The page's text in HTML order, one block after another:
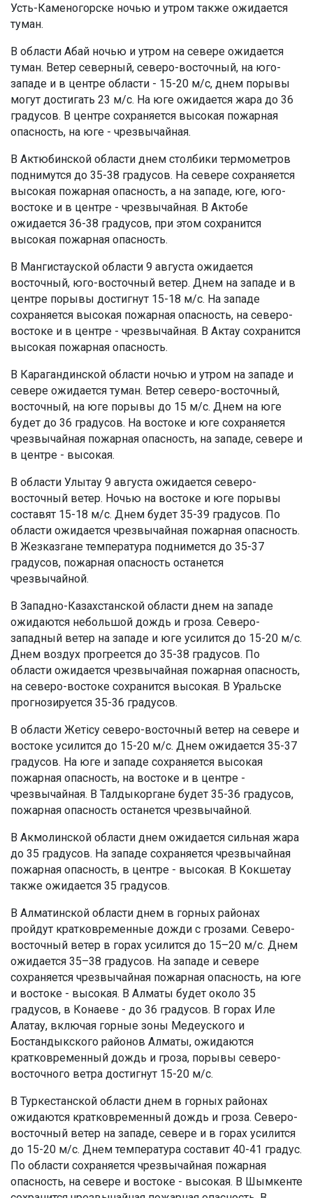
Усть-Каменогорске ночью и утром также ожидается
туман.
В области Абай ночью и утром на севере ожидается
туман. Ветер северный, северо-восточный, на юго-
западе и в центре области - 15-20 м/с, днем порывы
могут достигать 23 м/с. На юге ожидается жара до 36
градусов. В центре сохраняется высокая пожарная
опасность, на юге - чрезвычайная.
В Актюбинской области днем столбики термометров
поднимутся до 35-38 градусов. На севере сохраняется
высокая пожарная опасность, а на западе, юге, юго-
востоке и в центре - чрезвычайная. В Актобе
ожидается 36-38 градусов, при этом сохранится
высокая пожарная опасность.
В Мангистауской области 9 августа ожидается
восточный, юго-восточный ветер. Днем на западе и в
центре порывы достигнут 15-18 м/с. На западе
сохраняется высокая пожарная опасность, на северо-
востоке и в центре - чрезвычайная. В Актау сохранится
высокая пожарная опасность.
В Карагандинской области ночью и утром на западе и
севере ожидается туман. Ветер северо-восточный,
восточный, на юге порывы до 15 м/с. Днем на юге
будет до 36 градусов. На востоке и юге сохраняется
чрезвычайная пожарная опасность, на западе, севере и
в центре - высокая.
В области Улытау 9 августа ожидается северо-
восточный ветер. Ночью на востоке и юге порывы
составят 15-18 м/с. Днем будет 35-39 градусов. По
области ожидается чрезвычайная пожарная опасность.
В Жезказгане температура поднимется до 35-37
градусов, пожарная опасность останется
чрезвычайной.
В Западно-Казахстанской области днем на западе
ожидаются небольшой дождь и гроза. Северо-
западный ветер на западе и юге усилится до 15-20 м/с.
Днем воздух прогреется до 35-38 градусов. По
области ожидается чрезвычайная пожарная опасность,
на северо-востоке сохранится высокая. В Уральске
прогнозируется 35-36 градусов.
В области Жетісу северо-восточный ветер на севере и
востоке усилится до 15-20 м/с. Днем ожидается 35-37
градусов. На юге и западе сохраняется высокая
пожарная опасность, на востоке и в центре -
чрезвычайная. В Талдыкоргане будет 35-36 градусов,
пожарная опасность останется чрезвычайной.
В Акмолинской области днем ожидается сильная жара
до 35 градусов. На западе сохраняется чрезвычайная
пожарная опасность, в центре - высокая. В Кокшетау
также ожидается 35 градусов.
В Алматинской области днем в горных районах
пройдут кратковременные дожди с грозами. Северо-
восточный ветер в горах усилится до 15–20 м/с. Днем
ожидается 35–38 градусов. На западе и севере
сохраняется чрезвычайная пожарная опасность, на юге
и востоке - высокая. В Алматы будет около 35
градусов, в Конаеве - до 36 градусов. В горах Иле
Алатау, включая горные зоны Медеуского и
Бостандыкского районов Алматы, ожидаются
кратковременный дождь и гроза, порывы северо-
восточного ветра достигнут 15-20 м/с.
В Туркестанской области днем в горных районах
ожидаются кратковременный дождь и гроза. Северо-
восточный ветер на западе, севере и в горах усилится
до 15-20 м/с. Днем температура составит 40-41 градус.
По области сохраняется чрезвычайная пожарная
опасность, на севере и востоке - высокая. В Шымкенте